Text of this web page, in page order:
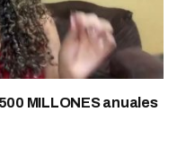
MILLONES anuales